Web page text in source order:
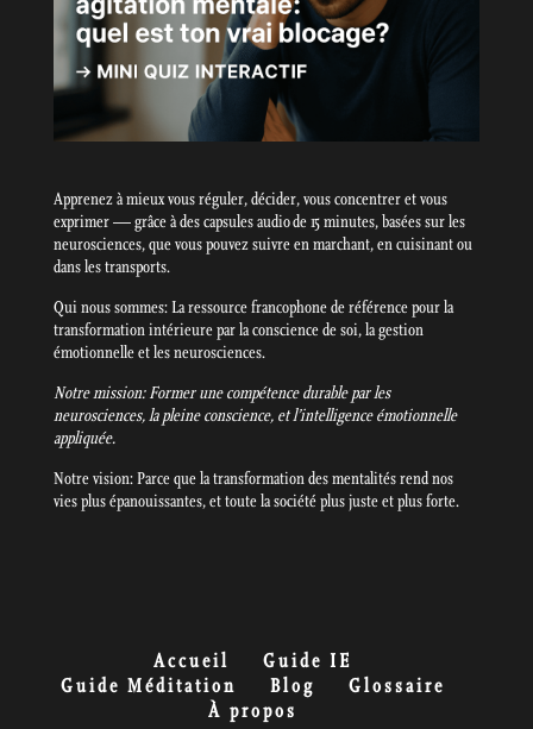
Apprenez à mieux vous réguler, décider, vous concentrer et vous
exprimer — grâce à des capsules audio de 15 minutes, basées sur les
neurosciences, que vous pouvez suivre en marchant, en cuisinant ou
dans les transports.
Qui nous sommes: La ressource francophone de référence pour la
transformation intérieure par la conscience de soi, la gestion
émotionnelle et les neurosciences.
Notre mission: Former une compétence durable par les
neurosciences, la pleine conscience, et l’intelligence émotionnelle
appliquée.
Notre vision: Parce que la transformation des mentalités rend nos
vies plus épanouissantes, et toute la société plus juste et plus forte.
Accueil
Guide IE
Guide Méditation
Blog
Glossaire
À propos